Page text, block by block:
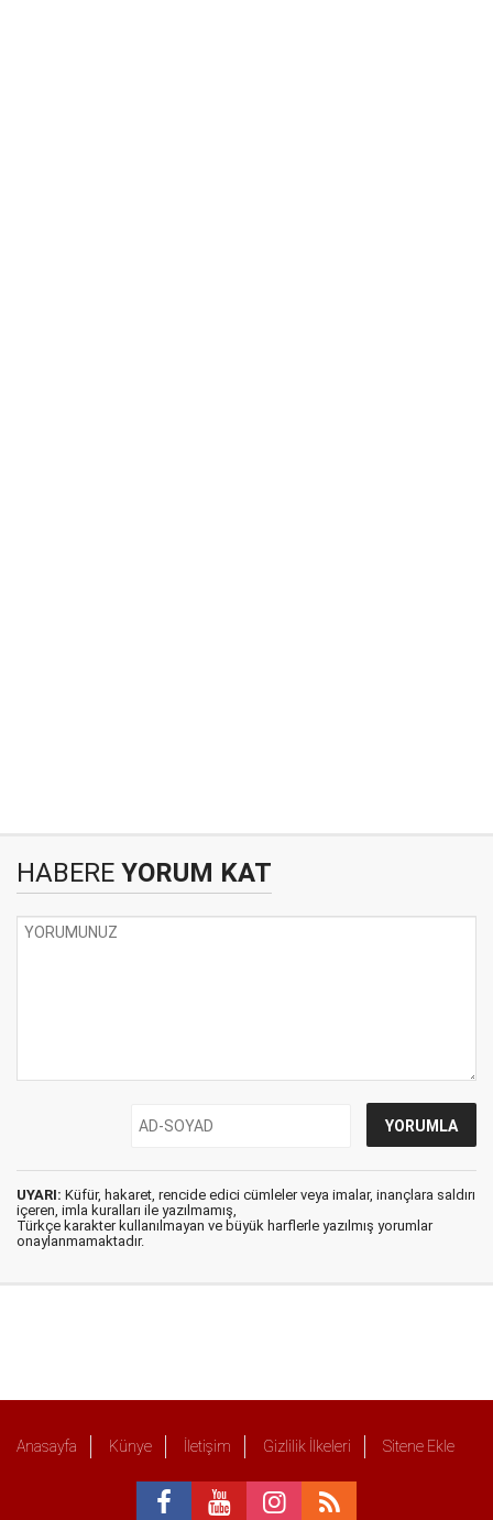
HABERE YORUM KAT
UYARI: Küfür, hakaret, rencide edici cümleler veya imalar, inançlara saldırı
içeren, imla kuralları ile yazılmamış,
Türkçe karakter kullanılmayan ve büyük harflerle yazılmış yorumlar
onaylanmamaktadır.
Anasayfa Künye İletişim Gizlilik İlkeleri Sitene Ekle